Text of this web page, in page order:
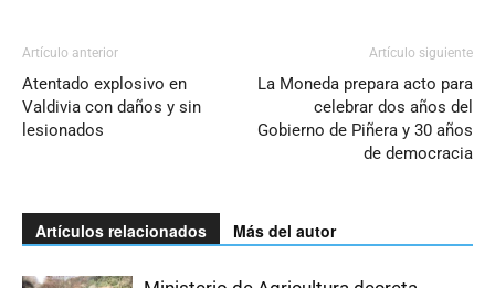
Artículo anterior
Atentado explosivo en
Valdivia con daños y sin
lesionados
Artículo siguiente
La Moneda prepara acto para
celebrar dos años del
Gobierno de Piñera y 30 años
de democracia
Artículos relacionados Más del autor